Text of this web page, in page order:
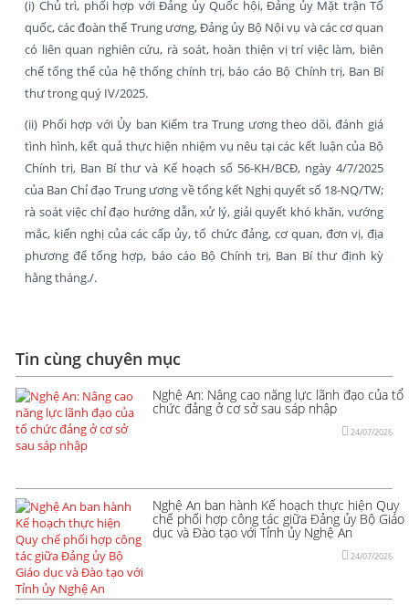
(i) Chủ trì, phối hợp với Đảng ủy Quốc hội, Đảng ủy Mặt trận Tổ
quốc, các đoàn thể Trung ương, Đảng ủy Bộ Nội vụ và các cơ quan
có liên quan nghiên cứu, rà soát, hoàn thiện vị trí việc làm, biên
chế tổng thể của hệ thống chính trị, báo cáo Bộ Chính trị, Ban Bí
thư trong quý IV/2025.
(ii) Phối hợp với Ủy ban Kiểm tra Trung ương theo dõi, đánh giá
tình hình, kết quả thực hiện nhiệm vụ nêu tại các kết luận của Bộ
Chính trị, Ban Bí thư và Kế hoạch số 56-KH/BCĐ, ngày 4/7/2025
của Ban Chỉ đạo Trung ương về tổng kết Nghị quyết số 18-NQ/TW;
rà soát việc chỉ đạo hướng dẫn, xử lý, giải quyết khó khăn, vướng
mắc, kiến nghị của các cấp ủy, tổ chức đảng, cơ quan, đơn vị, địa
phương để tổng hợp, báo cáo Bộ Chính trị, Ban Bí thư định kỳ
hằng tháng./.
Tin cùng chuyên mục
Nghệ An: Nâng cao năng lực lãnh đạo của tổ
chức đảng ở cơ sở sau sáp nhập
24/07/2026
Nghệ An ban hành Kế hoạch thực hiện Quy
chế phối hợp công tác giữa Đảng ủy Bộ Giáo
dục và Đào tạo với Tỉnh ủy Nghệ An
24/07/2026